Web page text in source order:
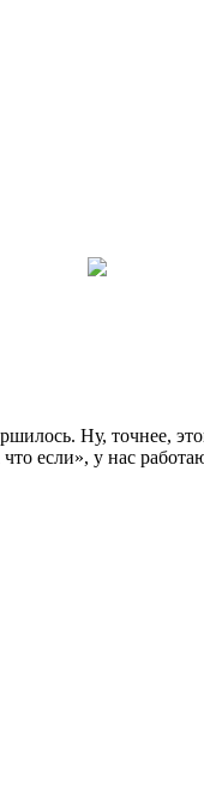
Ну, точнее,
что если», у нас